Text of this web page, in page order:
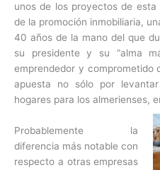
unos de los proyectos de
de la promoción inmobiliaria,
40 años de la mano del que
su presidente y su “alma
emprendedor y comprometido
apuesta no sólo por
hogares para los almerienses,
Probablemente la
diferencia más notable con
respecto a otras empresas